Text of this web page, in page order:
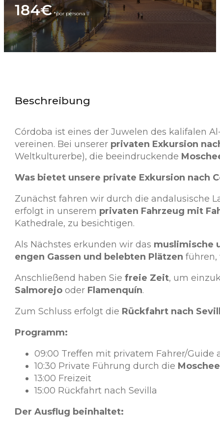
184€
Beschreibung
Córdoba ist eines der Juwelen des kalifalen
vereinen. Bei unserer privaten Exkursion
Weltkulturerbe), die beeindruckende
Was bietet unsere private Exkursion nach
Zunächst fahren wir durch die andalusische
erfolgt in unserem privaten Fahrzeug mit
Kathedrale, zu besichtigen.
Als Nächstes erkunden wir das muslimische
engen Gassen und belebten Plätzen führen,
Anschließend haben Sie freie Zeit, um
Salmorejooder Flamenquín.
Zum Schluss erfolgt die Rückfahrt nach
Programm:
09:00 Treffen mit privatem Fahrer/Guide
10:30 Private Führung durch die
13:00 Freizeit
15:00 Rückfahrt nach Sevilla
Der Ausflug beinhaltet: